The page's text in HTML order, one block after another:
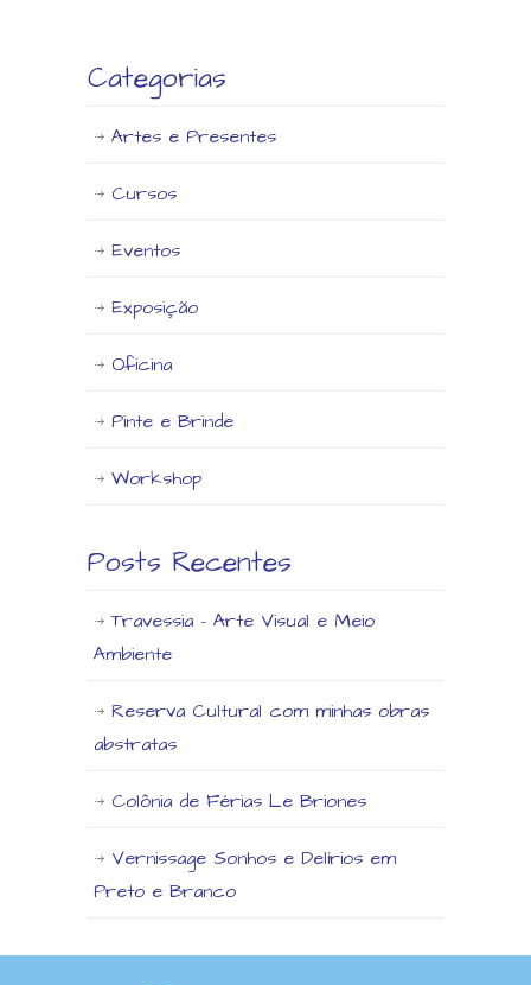
Categorias
Artes e Presentes
Cursos
Eventos
Exposição
Oficina
Pinte e Brinde
Workshop
Posts Recentes
Travessia – Arte Visual e Meio
Ambiente
Reserva Cultural com minhas obras
abstratas
Colônia de Férias Le Briones
Vernissage Sonhos e Delírios em
Preto e Branco